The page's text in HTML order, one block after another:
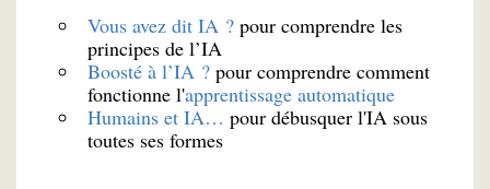
Vous avez dit IA ? pour comprendre les
principes de l’IA
Boosté à l’IA ? pour comprendre comment
fonctionne l'apprentissage automatique
Humains et IA… pour débusquer l'IA sous
toutes ses formes